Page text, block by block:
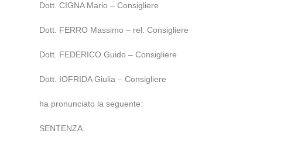
Dott. CIGNA Mario – Consigliere
Dott. FERRO Massimo – rel. Consigliere
Dott. FEDERICO Guido – Consigliere
Dott. IOFRIDA Giulia – Consigliere
ha pronunciato la seguente:
SENTENZA